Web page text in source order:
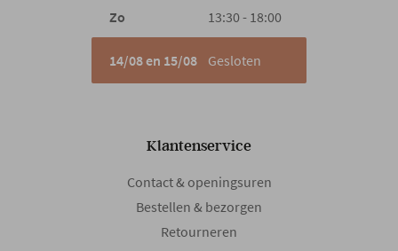
Zo
13:30 - 18:00
14/08 en 15/08 Gesloten
Klantenservice
Contact & openingsuren
Bestellen & bezorgen
Retourneren